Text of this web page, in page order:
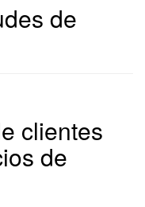
de
clientes
de